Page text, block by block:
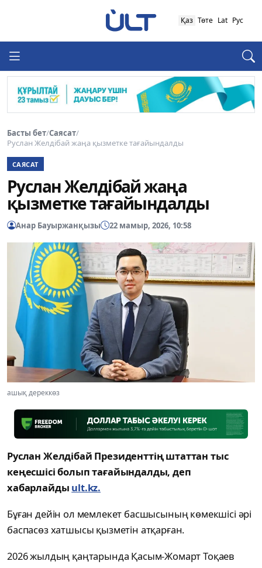
Қаз Төте Lat Рус
Басты бет/Саясат/
Руслан Желдібай жаңа қызметке тағайындалды
САЯСАТ
Руслан Желдібай жаңа
қызметке тағайындалды
Анар Бауыржанқызы 22 мамыр, 2026, 10:58
ашық дереккөз
Руслан Желдібай Президенттің штаттан тыс
кеңесшісі болып тағайындалды, деп
хабарлайды ult.kz.
Бұған дейін ол мемлекет басшысының көмекшісі әрі
баспасөз хатшысы қызметін атқарған.
2026 жылдың қаңтарында Қасым-Жомарт Тоқаев